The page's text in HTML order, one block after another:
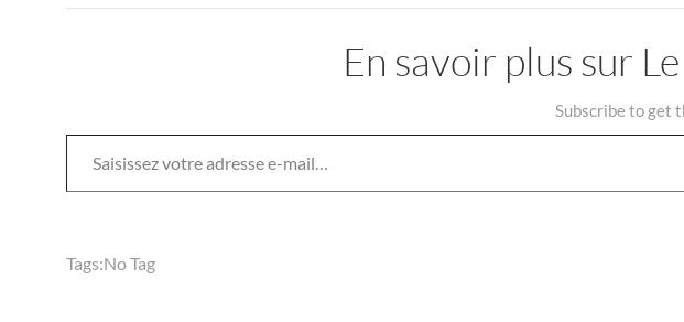
En savoir plus sur
Subscribe to get
Saisissez votre adresse e-mail…
Tags:No Tag